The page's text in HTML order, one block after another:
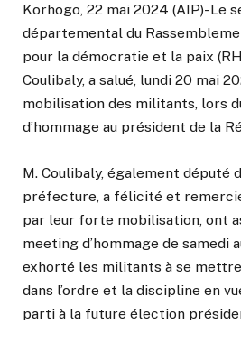
Korhogo, 22 mai 2024 (AIP)- Le
départemental du
pour la démocratie et la paix
Coulibaly, a salué, lundi 20 mai
mobilisation des militants, lors
d’hommage au président de la
M. Coulibaly, également député
préfecture, a félicité et
par leur forte mobilisation, ont
meeting d’hommage de samedi
exhorté les militants à se
dans l’ordre et la discipline en
parti à la future élection